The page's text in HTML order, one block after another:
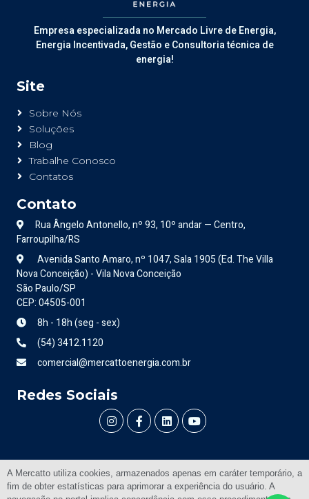
Empresa especializada no Mercado Livre de Energia,
Energia Incentivada, Gestão e Consultoria técnica de
energia!
Site
Sobre Nós
Soluções
Blog
Trabalhe Conosco
Contatos
Contato
Rua Ângelo Antonello, nº 93, 10º andar — Centro,
Farroupilha/RS
Avenida Santo Amaro, nº 1047, Sala 1905 (Ed. The Villa
Nova Conceição) - Vila Nova Conceição
São Paulo/SP
CEP: 04505-001
8h - 18h (seg - sex)
(54) 3412.1120
comercial@mercattoenergia.com.br
Redes Sociais
©Mercatto Energia, All Right Reserved.
A Mercatto utiliza cookies, armazenados apenas em caráter temporário, a
fim de obter estatísticas para aprimorar a experiência do usuário. A